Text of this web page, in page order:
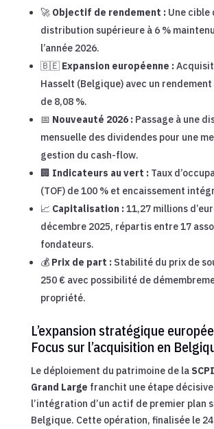
🚀 Objectif de rendement :Une cible
distribution supérieure à 6 %
l’année 2026.
🇧🇪 Expansion européenne :
Hasselt (Belgique) avec un
de 8,08 %.
📅 Nouveauté 2026 :Passage à une
mensuelle des dividendes pour une
gestion du cash-flow.
🏢 Indicateurs au vert :Taux
(TOF) de 100 % et encaissement
📈 Capitalisation :11,27 millions
décembre 2025, répartis entre 17
fondateurs.
💰 Prix de part :Stabilité du prix de
250 € avec possibilité de
propriété.
L’expansion stratégique
Focus sur l’acquisition en
Le déploiement du patrimoine de la
Grand Large franchit une étape
l’intégration d’un actif de premier plan
Belgique. Cette opération, finalisée le